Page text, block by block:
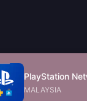
MALAYSIA